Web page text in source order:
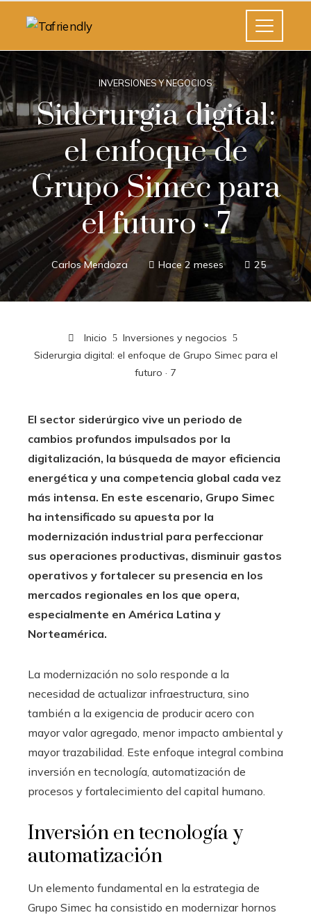
INVERSIONES Y NEGOCIOS
Siderurgia digital:
el enfoque de
Grupo Simec para
el futuro · 7
Carlos Mendoza Hace 2 meses 25
Inicio
Inversiones y negocios
Siderurgia digital: el enfoque de Grupo Simec para el
futuro · 7
El sector siderúrgico vive un periodo de
cambios profundos impulsados por la
digitalización, la búsqueda de mayor eficiencia
energética y una competencia global cada vez
más intensa. En este escenario, Grupo Simec
ha intensificado su apuesta por la
modernización industrial para perfeccionar
sus operaciones productivas, disminuir gastos
operativos y fortalecer su presencia en los
mercados regionales en los que opera,
especialmente en América Latina y
Norteamérica.
La modernización no solo responde a la
necesidad de actualizar infraestructura, sino
también a la exigencia de producir acero con
mayor valor agregado, menor impacto ambiental y
mayor trazabilidad. Este enfoque integral combina
inversión en tecnología, automatización de
procesos y fortalecimiento del capital humano.
Inversión en tecnología y
automatización
Un elemento fundamental en la estrategia de
Grupo Simec ha consistido en modernizar hornos